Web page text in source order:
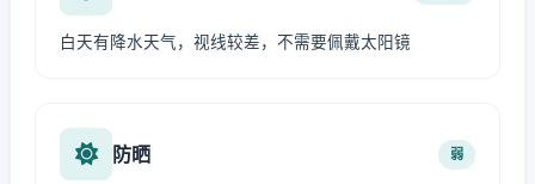
白天有降水天气，视线较差，不需要佩戴太阳镜
防晒 弱